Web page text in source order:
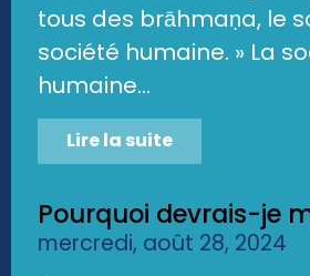
tous des brāhmaṇa, le
société humaine. » La
humaine...
Lire la suite
Pourquoi devrais-je
mercredi, août 28, 2024